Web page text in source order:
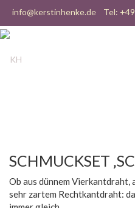
info@kerstinhenke.de Tel:
SCHMUCKSET
Ob aus dünnem
sehr zartem Rechtkantdraht: